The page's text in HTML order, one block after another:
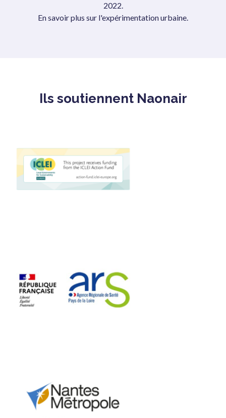
2022.
En savoir plus sur l'expérimentation urbaine.
Ils soutiennent Naonair